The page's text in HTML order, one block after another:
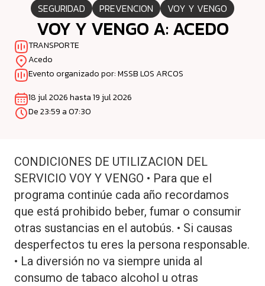
SEGURIDAD PREVENCION VOY Y VENGO
VOY Y VENGO A: ACEDO
TRANSPORTE
Acedo
Evento organizado por: MSSB LOS ARCOS
18 jul 2026 hasta 19 jul 2026
De 23:59 a 07:30
CONDICIONES DE UTILIZACION DEL
SERVICIO VOY Y VENGO • Para que el
programa continúe cada año recordamos
que está prohibido beber, fumar o consumir
otras sustancias en el autobús. • Si causas
desperfectos tu eres la persona responsable.
• La diversión no va siempre unida al
consumo de tabaco alcohol u otras